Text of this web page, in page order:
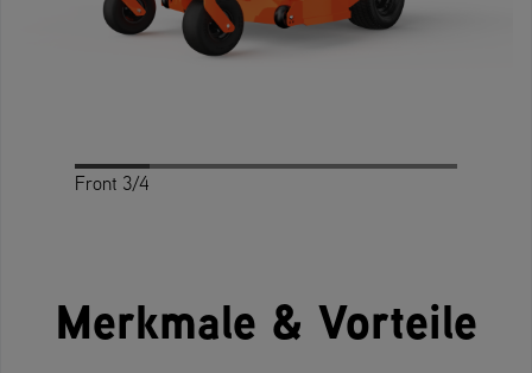
Front 3/4
Merkmale & Vorteile